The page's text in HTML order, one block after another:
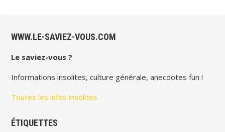
WWW.LE-SAVIEZ-VOUS.COM
Le saviez-vous ?
Informations insolites, culture générale, anecdotes fun !
Toutes les infos insolites
ÉTIQUETTES